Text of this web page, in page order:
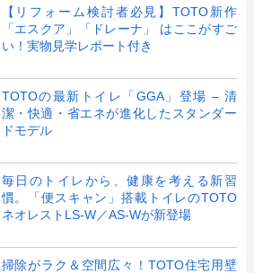
【リフォーム検討者必見】TOTO新作
「エスクア」「ドレーナ」 はここがすご
い！実物見学レポート付き
TOTOの最新トイレ「GGA」登場 – 清
潔・快適・省エネが進化したスタンダー
ドモデル
毎日のトイレから、健康を考える新習
慣。「便スキャン」搭載トイレのTOTO
ネオレストLS-W／AS-Wが新登場
掃除がラク＆空間広々！TOTO住宅用壁